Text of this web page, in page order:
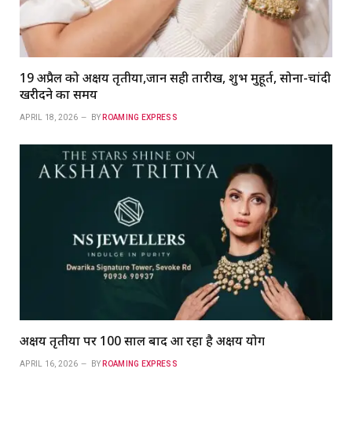
19 अप्रैल को अक्षय तृतीया,जानें सही तारीख, शुभ मुहूर्त, सोना-चांदी
खरीदने का समय
APRIL 18, 2026 BY ROAMING EXPRESS
अक्षय तृतीया पर 100 साल बाद आ रहा है अक्षय योग
APRIL 16, 2026 BY ROAMING EXPRESS